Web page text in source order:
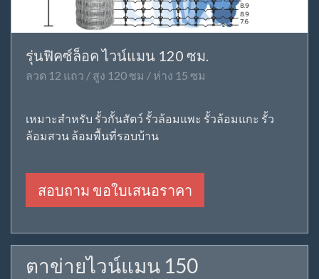
รุ่นฟิคซ์ล็อค ไวน์แมน 120 ซม.
ลวด 12 แถว / สูง 120 ซม / ห่าง 15 ซม
เหมาะสำหรับ รั้วกั้นสัตว์ รั้วล้อมแพะ รั้วล้อมแกะ รั้ว
ล้อมสวน ล้อมพื้นที่รอบบ้าน
สอบถาม ขอใบเสนอราคา
ตาข่ายไวน์แมน 150